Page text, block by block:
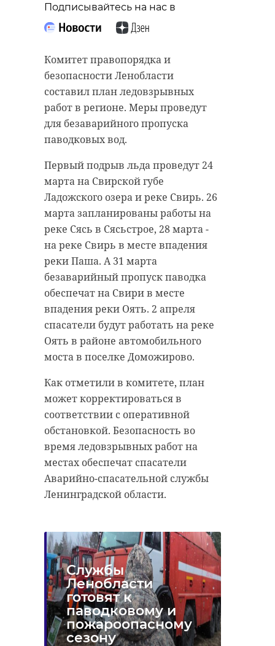
Подписывайтесь на нас в
Комитет правопорядка и
безопасности Ленобласти
составил план ледовзрывных
работ в регионе. Меры проведут
для безаварийного пропуска
паводковых вод.
Первый подрыв льда проведут 24
марта на Свирской губе
Ладожского озера и реке Свирь. 26
марта запланированы работы на
реке Сясь в Сясьстрое, 28 марта -
на реке Свирь в месте впадения
реки Паша. А 31 марта
безаварийный пропуск паводка
обеспечат на Свири в месте
впадения реки Оять. 2 апреля
спасатели будут работать на реке
Оять в районе автомобильного
моста в поселке Доможирово.
Как отметили в комитете, план
может корректироваться в
соответствии с оперативной
обстановкой. Безопасность во
время ледовзрывных работ на
местах обеспечат спасатели
Аварийно-спасательной службы
Ленинградской области.
Службы
Ленобласти
готовят к
паводковому и
пожароопасному
сезону